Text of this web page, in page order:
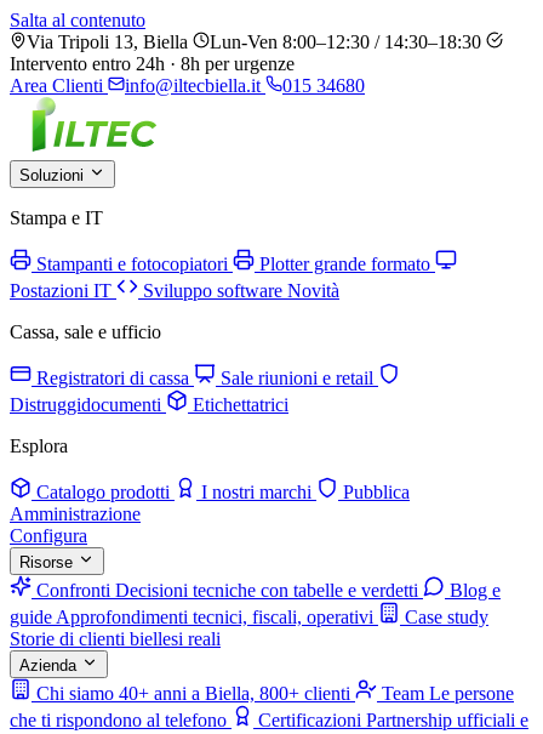
Salta al contenuto
Via Tripoli 13, Biella
Lun-Ven 8:00–12:30 / 14:30–18:30
Intervento entro 24h · 8h per urgenze
Area Clienti
info@iltecbiella.it 015 34680
Soluzioni
Stampa e IT
Stampanti e fotocopiatori
Plotter grande formato
Postazioni IT
Sviluppo software Novità
Cassa, sale e ufficio
Registratori di cassa
Sale riunioni e retail
Distruggidocumenti
Etichettatrici
Esplora
Catalogo prodotti I nostri marchi
Pubblica
Amministrazione
Configura
Risorse
Confronti Decisioni tecniche con tabelle e verdetti
Blog e
guide Approfondimenti tecnici, fiscali, operativi
Case study
Storie di clienti biellesi reali
Azienda
Chi siamo 40+ anni a Biella, 800+ clienti Team Le persone
che ti rispondono al telefono
Certificazioni Partnership ufficiali e